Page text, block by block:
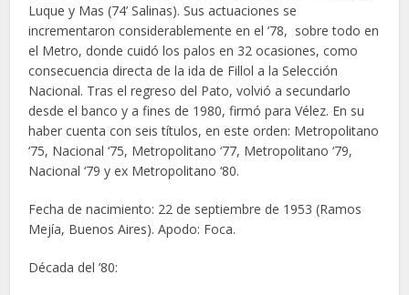
Luque y Mas (74’ Salinas). Sus actuaciones se
incrementaron considerablemente en el ’78, sobre todo en
el Metro, donde cuidó los palos en 32 ocasiones, como
consecuencia directa de la ida de Fillol a la Selección
Nacional. Tras el regreso del Pato, volvió a secundarlo
desde el banco y a fines de 1980, firmó para Vélez. En su
haber cuenta con seis títulos, en este orden: Metropolitano
‘75, Nacional ‘75, Metropolitano ‘77, Metropolitano ‘79,
Nacional ‘79 y ex Metropolitano ‘80.
Fecha de nacimiento: 22 de septiembre de 1953 (Ramos
Mejía, Buenos Aires). Apodo: Foca.
Década del ’80: